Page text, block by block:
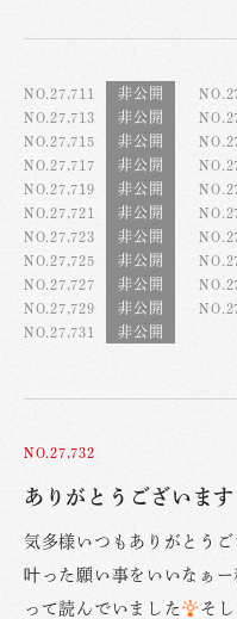
NO.27,711
NO.27,713
NO.27,715
NO.27,717
NO.27,719
NO.27,721
NO.27,723
NO.27,725
NO.27,727
NO.27,729
NO.27,731
NO.27,732
ありがとうございま
気多様いつもありがとう
叶った願い事をいいなぁ
って読んでいました
そ